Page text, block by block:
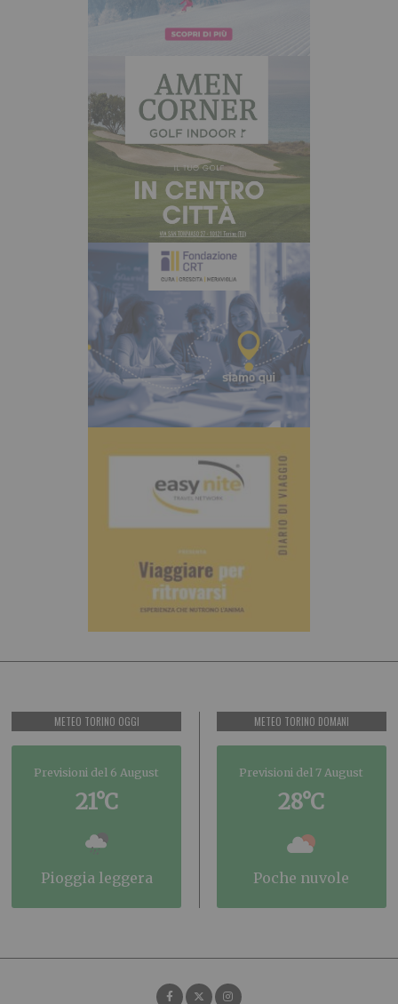
METEO TORINO OGGI
Previsioni del 6 August
21°C
pioggia leggera
METEO TORINO DOMANI
Previsioni del 7 August
28°C
poche nuvole